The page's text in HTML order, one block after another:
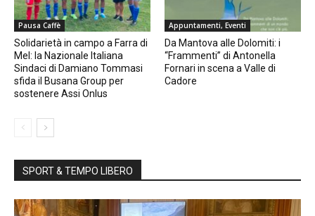
Pausa Caffè
Solidarietà in campo a Farra di
Mel: la Nazionale Italiana
Sindaci di Damiano Tommasi
sfida il Busana Group per
sostenere Assi Onlus
Appuntamenti, Eventi
Da Mantova alle Dolomiti: i
“Frammenti” di Antonella
Fornari in scena a Valle di
Cadore
SPORT & TEMPO LIBERO